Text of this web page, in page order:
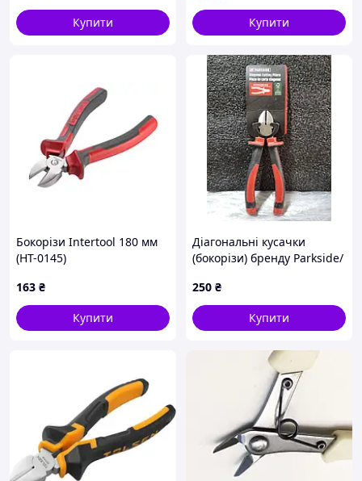
Купити
Купити
Бокорізи Intertool 180 мм
(HT-0145)
163 ₴
Купити
Діагональні кусачки
(бокорізи) бренду Parkside/
на 160 мм.
250 ₴
Купити